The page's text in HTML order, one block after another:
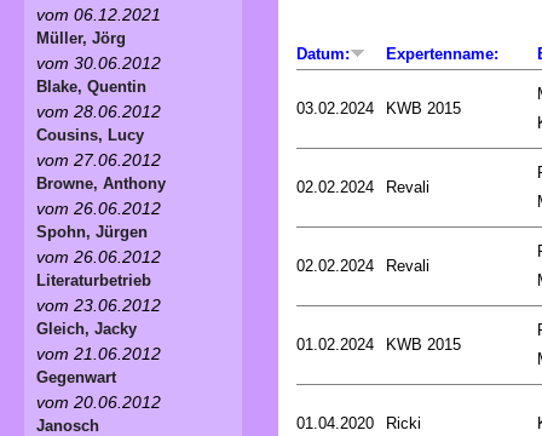
Datum: Expertenname:
03.02.2024 KWB 2015
02.02.2024 Revali
02.02.2024 Revali
01.02.2024 KWB 2015
01.04.2020 Ricki
vom 06.12.2021
Müller, Jörg
vom 30.06.2012
Blake, Quentin
vom 28.06.2012
Cousins, Lucy
vom 27.06.2012
Browne, Anthony
vom 26.06.2012
Spohn, Jürgen
vom 26.06.2012
Literaturbetrieb
vom 23.06.2012
Gleich, Jacky
vom 21.06.2012
Gegenwart
vom 20.06.2012
Janosch